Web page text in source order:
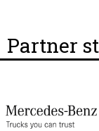
Partner